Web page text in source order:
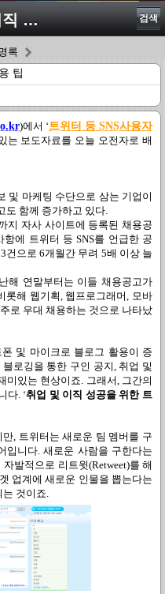
취업 및 이직 성공을 위한 트위터 활용 팁 검색
록
팁
r)에서 ‘트위터 등 SNS사용자
는 보도자료를 오늘 오전자로 배
및 마케팅 수단으로 삼는 기업이
도 함께 증가하고 있다.
지 자사 사이트에 등록된 채용공
항에 트위터 등 SNS를 언급한 공
건으로 6개월간 무려 5배 이상 늘
해 연말부터는 이들 채용공고가
롯해 웹기획, 웹프로그래머, 모바
로 우대 채용하는 것으로 나타났
폰 및 마이크로 블로그 활용이 증
로깅을 통한 구인 공지, 취업 및
미있는 현상이죠. 그래서, 그간의
다. ‘취업 및 이직 성공을 위한 트
만, 트위터는 새로운 팀 멤버를 구
입니다. 새로운 사람을 구한다는
자발적으로 리트윗(Retweet)를 해
업계에 새로운 인물을 뽑는다는
는 것이죠.